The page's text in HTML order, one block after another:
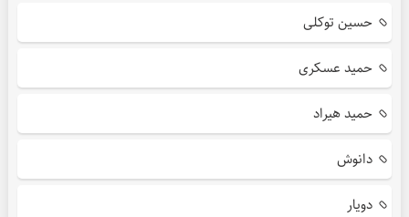
حسین توکلی
حمید عسکری
حمید هیراد
دانوش
دویار